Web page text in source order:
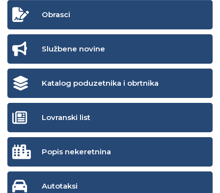
Obrasci
Službene novine
Katalog poduzetnika i obrtnika
Lovranski list
Popis nekeretnina
Autotaksi